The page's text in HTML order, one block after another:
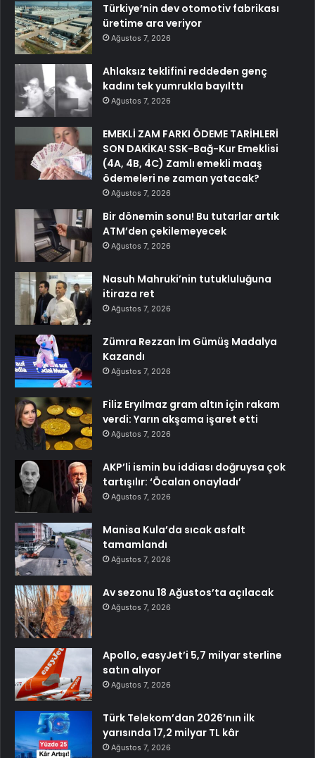
Türkiye’nin dev otomotiv fabrikası
üretime ara veriyor
Ağustos 7, 2026
Ahlaksız teklifini reddeden genç
kadını tek yumrukla bayılttı
Ağustos 7, 2026
EMEKLİ ZAM FARKI ÖDEME TARİHLERİ
SON DAKİKA! SSK-Bağ-Kur Emeklisi
(4A, 4B, 4C) Zamlı emekli maaş
ödemeleri ne zaman yatacak?
Ağustos 7, 2026
Bir dönemin sonu! Bu tutarlar artık
ATM’den çekilemeyecek
Ağustos 7, 2026
Nasuh Mahruki’nin tutukluluğuna
itiraza ret
Ağustos 7, 2026
Zümra Rezzan İm Gümüş Madalya
Kazandı
Ağustos 7, 2026
Filiz Eryılmaz gram altın için rakam
verdi: Yarın akşama işaret etti
Ağustos 7, 2026
AKP’li ismin bu iddiası doğruysa çok
tartışılır: ‘Öcalan onayladı’
Ağustos 7, 2026
Manisa Kula’da sıcak asfalt
tamamlandı
Ağustos 7, 2026
Av sezonu 18 Ağustos’ta açılacak
Ağustos 7, 2026
Apollo, easyJet’i 5,7 milyar sterline
satın alıyor
Ağustos 7, 2026
Türk Telekom’dan 2026’nın ilk
yarısında 17,2 milyar TL kâr
Ağustos 7, 2026